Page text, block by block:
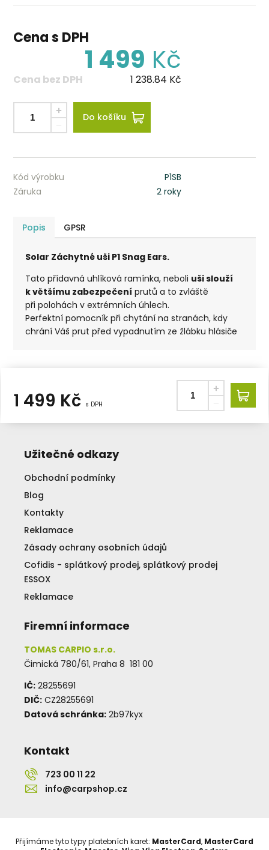
Cena s DPH
1 499 Kč
Cena bez DPH 1 238.84 Kč
Do košíku
Kód výrobku
P1SB
Záruka
2 roky
Popis GPSR
Solar Záchytné uši P1 Snag Ears.
Tato přídavná uhlíková ramínka, neboli uši slouží
k většímu zabezpečení prutů a to zvláště
při polohách v extrémních úhlech.
Perfektní pomocník při chytání na stranách, kdy
chrání Váš prut před vypadnutím ze žlábku hlásiče
1 499 Kč s DPH
Užitečné odkazy
Obchodní podmínky
Blog
Kontakty
Reklamace
Zásady ochrany osobních údajů
Cofidis - splátkový prodej, splátkový prodej
ESSOX
Reklamace
Firemní informace
TOMAS CARPIO s.r.o.
Čimická 780/61, Praha 8 181 00
IČ: 28255691
DIČ: CZ28255691
Datová schránka: 2b97kyx
Kontakt
723 00 11 22
info@carpshop.cz
Přijímáme tyto typy platebních karet: MasterCard, MasterCard